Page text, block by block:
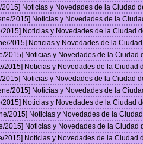
2015] Noticias y Novedades de la Ciudad
2015] Noticias y Novedades de la
2015] Noticias y Novedades de la Ciudad
2015] Noticias y Novedades de la
2015] Noticias y Novedades de la Ciudad
2015] Noticias y Novedades de la Ciudad
2015] Noticias y Novedades de la Ciudad
2015] Noticias y Novedades de la
2015] Noticias y Novedades de la Ciudad
2015] Noticias y Novedades de la
2015] Noticias y Novedades de la Ciudad
2015] Noticias y Novedades de la Ciudad